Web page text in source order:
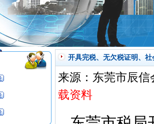
开具完税、无欠税证明、
来源：东莞市辰
载资料